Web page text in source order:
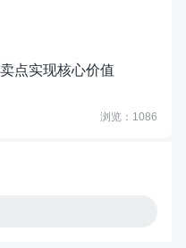
点实现核心价值
浏览：1086